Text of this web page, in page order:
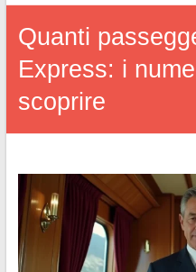
Quanti
Express: i
scoprire